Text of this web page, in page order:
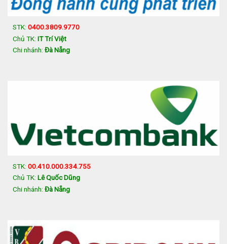
STK: 0400.3809.9770
Chủ TK: IT Trí Việt
Chi nhánh: Đà Nẵng
STK: 00.410.000.334.755
Chủ TK: Lê Quốc Dũng
Chi nhánh: Đà Nẵng